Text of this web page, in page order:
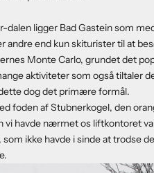
ligger Bad Gastein som
andre end kun skiturister til at
Monte Carlo, grundet det
aktiviteter som også
dog det primære formål.
foden af Stubnerkogel, den
vi havde nærmet os liftkontoret
ikke havde i sinde at trodse